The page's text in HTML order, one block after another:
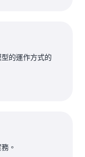
的運作方式的
。